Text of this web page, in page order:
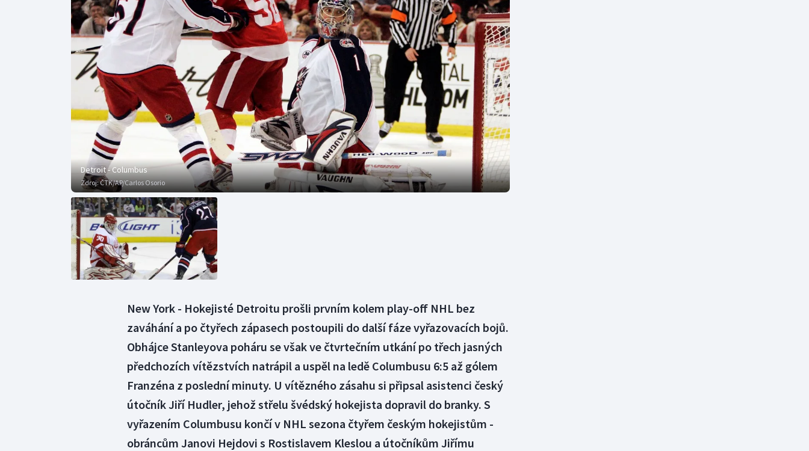
Curling
Dostihy
Florbal
Futsal
Golf
Gymnastika
Moderní pětiboj
Motorsport
Olympijské hry
Parasport
Plavání
Plážový volejbal
Triatlon
Veslování
Vodní slalom
Volejbal
Ostatní
Detroit - Columbus
Zdroj:ČTK/AP/Carlos Osorio
New York - Hokejisté Detroitu prošli prvním kolem play-off NHL bez
zaváhání a po čtyřech zápasech postoupili do další fáze vyřazovacích bojů.
Obhájce Stanleyova poháru se však ve čtvrtečním utkání po třech jasných
předchozích vítězstvích natrápil a uspěl na ledě Columbusu 6:5 až gólem
Franzéna z poslední minuty. U vítězného zásahu si připsal asistenci český
útočník Jiří Hudler, jehož střelu švédský hokejista dopravil do branky. S
vyřazením Columbusu končí v NHL sezona čtyřem českým hokejistům -
obráncům Janovi Hejdovi s Rostislavem Kleslou a útočníkům Jiřímu